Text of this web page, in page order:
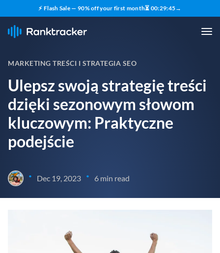
⚡ Flash Sale — 90% off your first month⏳ 00:29:44→
MARKETING TREŚCI I STRATEGIA SEO
Ulepsz swoją strategię treści
dzięki sezonowym słowom
kluczowym: Praktyczne
podejście
• Dec 19, 2023 • 6 min read